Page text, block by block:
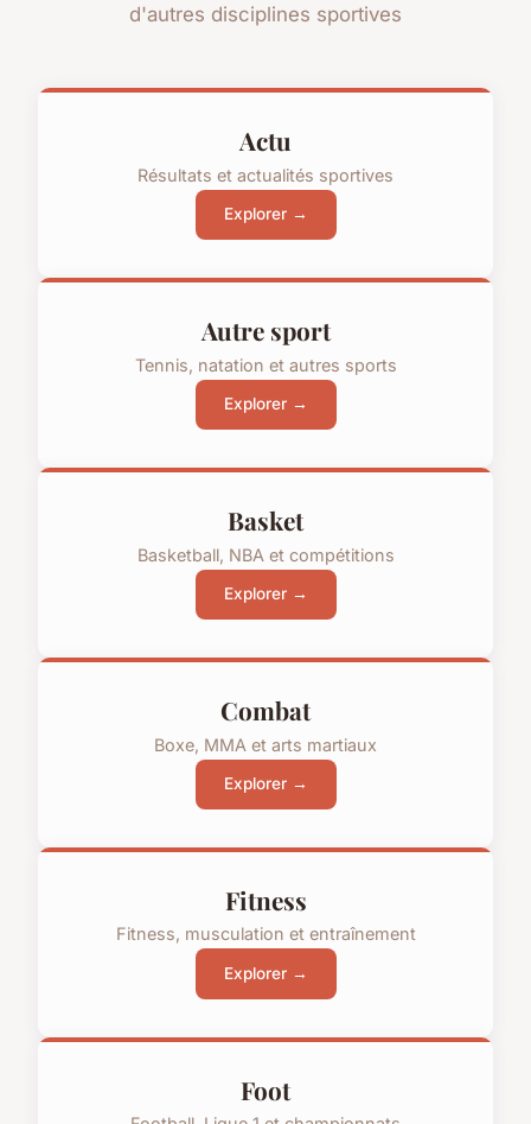
d'autres disciplines sportives
Actu
Résultats et actualités sportives
Explorer →
Autre sport
Tennis, natation et autres sports
Explorer →
Basket
Basketball, NBA et compétitions
Explorer →
Combat
Boxe, MMA et arts martiaux
Explorer →
Fitness
Fitness, musculation et entraînement
Explorer →
Foot